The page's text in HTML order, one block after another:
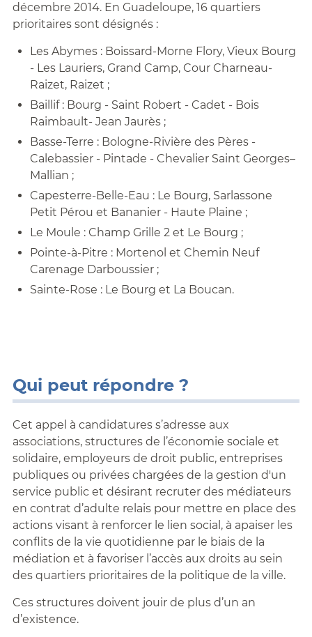
décembre 2014. En Guadeloupe, 16 quartiers
prioritaires sont désignés :
Les Abymes : Boissard-Morne Flory, Vieux Bourg
- Les Lauriers, Grand Camp, Cour Charneau-
Raizet, Raizet ;
Baillif : Bourg - Saint Robert - Cadet - Bois
Raimbault- Jean Jaurès ;
Basse-Terre : Bologne-Rivière des Pères -
Calebassier - Pintade - Chevalier Saint Georges–
Mallian ;
Capesterre-Belle-Eau : Le Bourg, Sarlassone
Petit Pérou et Bananier - Haute Plaine ;
Le Moule : Champ Grille 2 et Le Bourg ;
Pointe-à-Pitre : Mortenol et Chemin Neuf
Carenage Darboussier ;
Sainte-Rose : Le Bourg et La Boucan.
Qui peut répondre ?
Cet appel à candidatures s’adresse aux
associations, structures de l’économie sociale et
solidaire, employeurs de droit public, entreprises
publiques ou privées chargées de la gestion d'un
service public et désirant recruter des médiateurs
en contrat d’adulte relais pour mettre en place des
actions visant à renforcer le lien social, à apaiser les
conflits de la vie quotidienne par le biais de la
médiation et à favoriser l’accès aux droits au sein
des quartiers prioritaires de la politique de la ville.
Ces structures doivent jouir de plus d’un an
d’existence.